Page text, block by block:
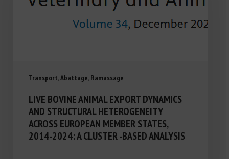
Transport, Abattage, Ramassage
LIVE BOVINE ANIMAL EXPORT DYNAMICS
AND STRUCTURAL HETEROGENEITY
ACROSS EUROPEAN MEMBER STATES,
2014-2024: A CLUSTER -BASED ANALYSIS